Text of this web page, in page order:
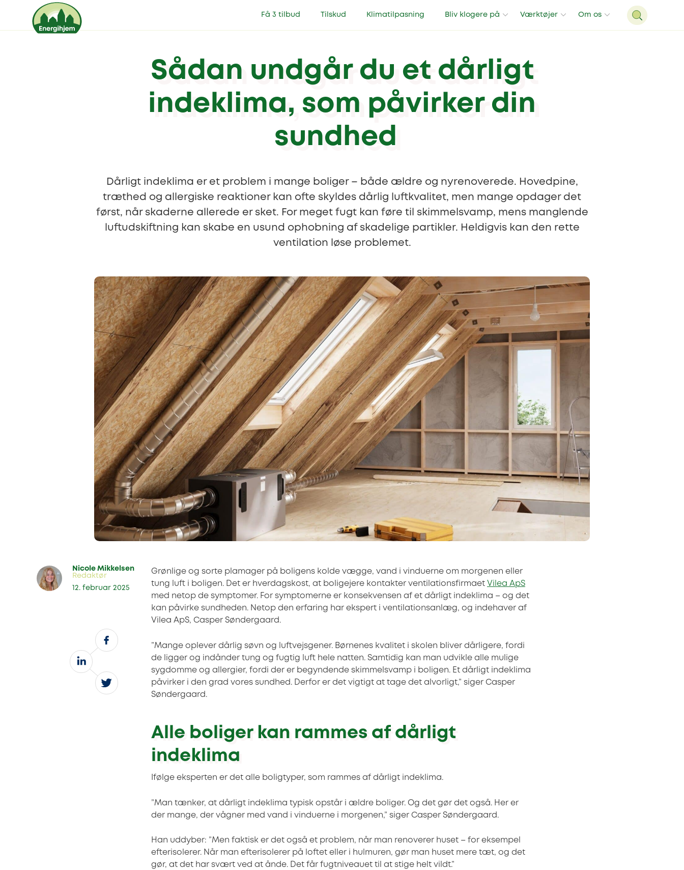
Få 3 tilbud Tilskud Klimatilpasning Bliv klogere på Værktøjer Om os
Sådan undgår du et dårligt
indeklima, som påvirker din
sundhed
Dårligt indeklima er et problem i mange boliger – både ældre og nyrenoverede. Hovedpine,
træthed og allergiske reaktioner kan ofte skyldes dårlig luftkvalitet, men mange opdager det
først, når skaderne allerede er sket. For meget fugt kan føre til skimmelsvamp, mens manglende
luftudskiftning kan skabe en usund ophobning af skadelige partikler. Heldigvis kan den rette
ventilation løse problemet.
Nicole Mikkelsen
Redaktør
12. februar 2025
Grønlige og sorte plamager på boligens kolde vægge, vand i vinduerne om morgenen eller
tung luft i boligen. Det er hverdagskost, at boligejere kontakter ventilationsfirmaet Vilea ApS
med netop de symptomer. For symptomerne er konsekvensen af et dårligt indeklima – og det
kan påvirke sundheden. Netop den erfaring har ekspert i ventilationsanlæg, og indehaver af
Vilea ApS, Casper Søndergaard.
”Mange oplever dårlig søvn og luftvejsgener. Børnenes kvalitet i skolen bliver dårligere, fordi
de ligger og indånder tung og fugtig luft hele natten. Samtidig kan man udvikle alle mulige
sygdomme og allergier, fordi der er begyndende skimmelsvamp i boligen. Et dårligt indeklima
påvirker i den grad vores sundhed. Derfor er det vigtigt at tage det alvorligt,” siger Casper
Søndergaard.
Alle boliger kan rammes af dårligt
indeklima
Ifølge eksperten er det alle boligtyper, som rammes af dårligt indeklima.
”Man tænker, at dårligt indeklima typisk opstår i ældre boliger. Og det gør det også. Her er
der mange, der vågner med vand i vinduerne i morgenen,” siger Casper Søndergaard.
Han uddyber: ”Men faktisk er det også et problem, når man renoverer huset – for eksempel
efterisolerer. Når man efterisolerer på loftet eller i hulmuren, gør man huset mere tæt, og det
gør, at det har svært ved at ånde. Det får fugtniveauet til at stige helt vildt.”